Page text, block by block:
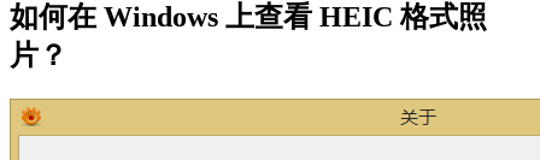
如何在 Windows 上查看 HEIC 格式照
片？